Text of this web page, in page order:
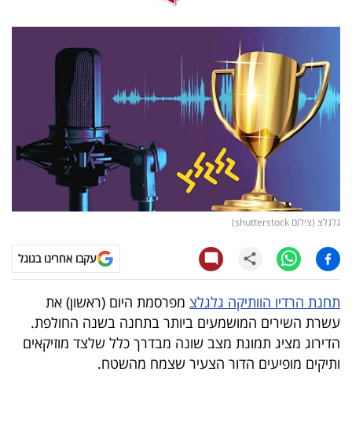
מדדים
ומחקרים
דעות
קריפטו
ויראלי
טלוויזיה
עסקי
ספורט
גלגלצ (צילום shutterstock)
עקבו אחרינו בגוגל
תחנת הרדיו הוותיקה גלגלצ מפרסמת היום (ראשון) את
עשרת השירים המושמעים ביותר בתחנה בשנה החולפת.
הדירוג מציג תמונת מצב שונה מבדרך כלל שלצד מוזיקאים
ותיקים מופיעים הדור הצעיר שצמח מהשטח.